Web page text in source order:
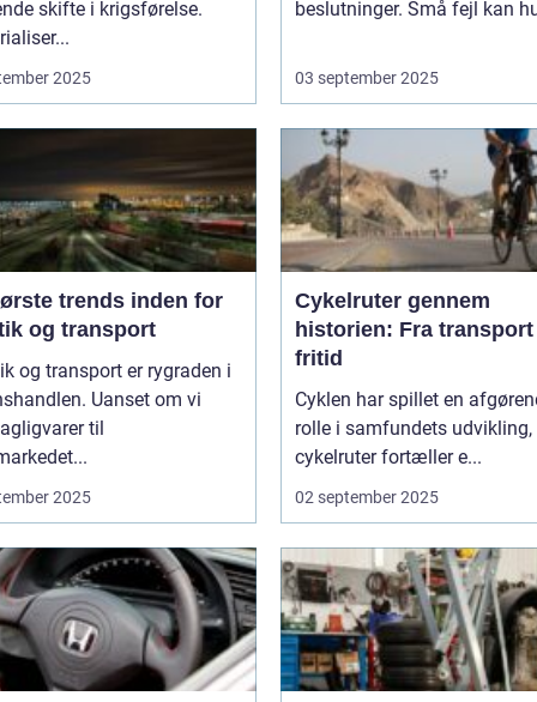
skifte i krigsførelse.
2025
beslutninger. Små fejl kan
03 september 2025
trends inden for
og transport
og transport er rygraden i
Uanset om vi
til
2025
Cykelruter gennem
historien: Fra
fritid
Cyklen har spillet en
rolle i samfundets udvikling,
cykelruter fortæller e...
02 september 2025